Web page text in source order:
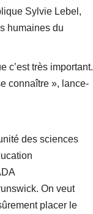
Sylvie Lebel,
humaines du
c’est très important.
connaître », lance-
des sciences
On veut
placer le